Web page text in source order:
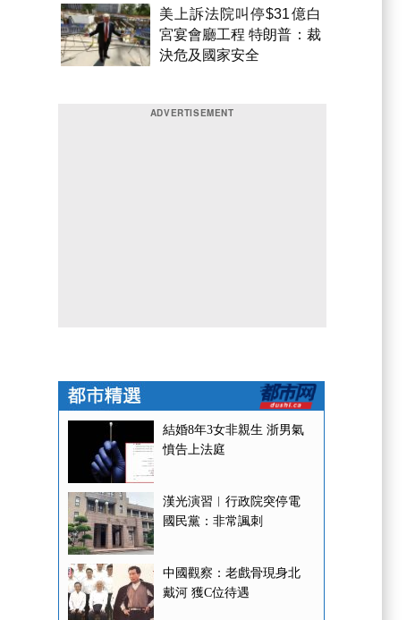
美上訴法院叫停$31億白
宮宴會廳工程 特朗普：裁
決危及國家安全